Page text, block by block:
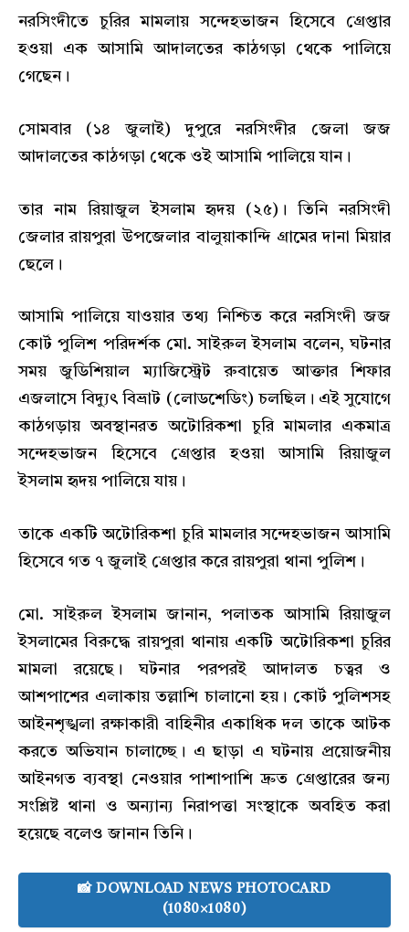
নরসিংদীতে চুরির মামলায় সন্দেহভাজন হিসেবে গ্রেপ্তার
হওয়া এক আসামি আদালতের কাঠগড়া থেকে পালিয়ে
গেছেন।
সোমবার (১৪ জুলাই) দুপুরে নরসিংদীর জেলা জজ
আদালতের কাঠগড়া থেকে ওই আসামি পালিয়ে যান।
তার নাম রিয়াজুল ইসলাম হৃদয় (২৫)। তিনি নরসিংদী
জেলার রায়পুরা উপজেলার বালুয়াকান্দি গ্রামের দানা মিয়ার
ছেলে।
আসামি পালিয়ে যাওয়ার তথ্য নিশ্চিত করে নরসিংদী জজ
কোর্ট পুলিশ পরিদর্শক মো. সাইরুল ইসলাম বলেন, ঘটনার
সময় জুডিশিয়াল ম্যাজিস্ট্রেট রুবায়েত আক্তার শিফার
এজলাসে বিদ্যুৎ বিভ্রাট (লোডশেডিং) চলছিল। এই সুযোগে
কাঠগড়ায় অবস্থানরত অটোরিকশা চুরি মামলার একমাত্র
সন্দেহভাজন হিসেবে গ্রেপ্তার হওয়া আসামি রিয়াজুল
ইসলাম হৃদয় পালিয়ে যায়।
তাকে একটি অটোরিকশা চুরি মামলার সন্দেহভাজন আসামি
হিসেবে গত ৭ জুলাই গ্রেপ্তার করে রায়পুরা থানা পুলিশ।
মো. সাইরুল ইসলাম জানান, পলাতক আসামি রিয়াজুল
ইসলামের বিরুদ্ধে রায়পুরা থানায় একটি অটোরিকশা চুরির
মামলা রয়েছে। ঘটনার পরপরই আদালত চত্বর ও
আশপাশের এলাকায় তল্লাশি চালানো হয়। কোর্ট পুলিশসহ
আইনশৃঙ্খলা রক্ষাকারী বাহিনীর একাধিক দল তাকে আটক
করতে অভিযান চালাচ্ছে। এ ছাড়া এ ঘটনায় প্রয়োজনীয়
আইনগত ব্যবস্থা নেওয়ার পাশাপাশি দ্রুত গ্রেপ্তারের জন্য
সংশ্লিষ্ট থানা ও অন্যান্য নিরাপত্তা সংস্থাকে অবহিত করা
হয়েছে বলেও জানান তিনি।
📸 DOWNLOAD NEWS PHOTOCARD
(1080×1080)